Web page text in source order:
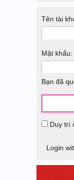
Tên tài
Mật khẩu:
Bạn đã
Duy trì
Login